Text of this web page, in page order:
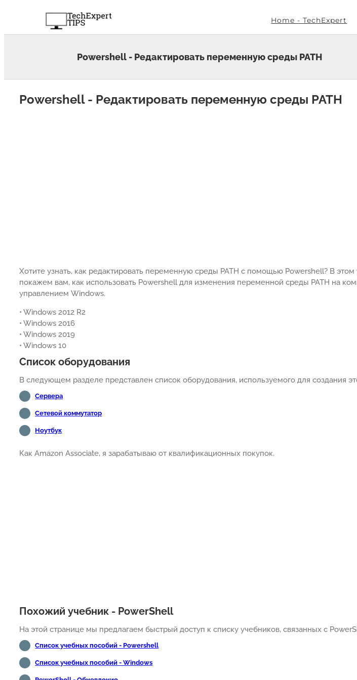
Home - TechExpert
Powershell - Редактировать переменную среды PATH
Powershell - Редактировать переменную среды PATH
Хотите узнать, как редактировать переменную среды PATH с помощью Powershell? В
покажем вам, как использовать Powershell для изменения переменной среды PATH на
управлением Windows.
• Windows 2012 R2
• Windows 2016
• Windows 2019
• Windows 10
Список оборудования
В следующем разделе представлен список оборудования, используемого для создания
Сервера
Сетевой коммутатор
Ноутбук
Как Amazon Associate, я зарабатываю от квалификационных покупок.
Похожий учебник - PowerShell
На этой странице мы предлагаем быстрый доступ к списку учебников, связанных с
Список учебных пособий - Powershell
Список учебных пособий - Windows